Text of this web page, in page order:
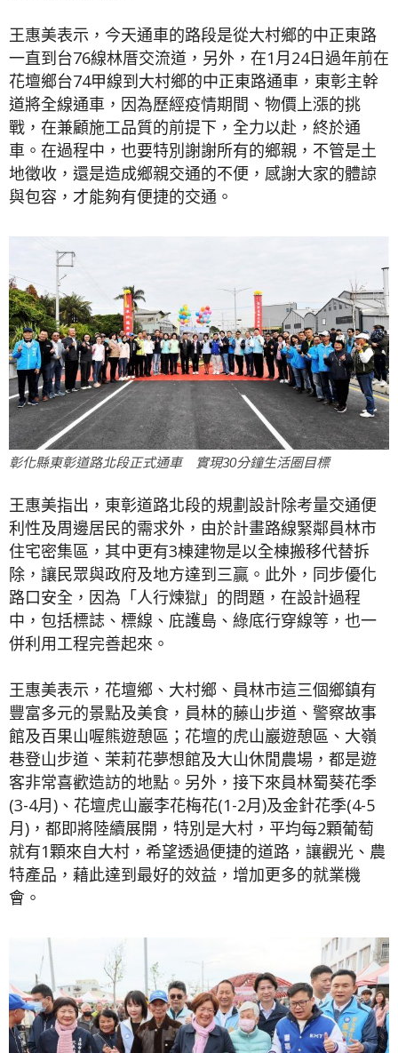
王惠美表示，今天通車的路段是從大村鄉的中正東路
一直到台76線林厝交流道，另外，在1月24日過年前在
花壇鄉台74甲線到大村鄉的中正東路通車，東彰主幹
道將全線通車，因為歷經疫情期間、物價上漲的挑
戰，在兼顧施工品質的前提下，全力以赴，終於通
車。在過程中，也要特別謝謝所有的鄉親，不管是土
地徵收，還是造成鄉親交通的不便，感謝大家的體諒
與包容，才能夠有便捷的交通。
彰化縣東彰道路北段正式通車 實現30分鐘生活圈目標
王惠美指出，東彰道路北段的規劃設計除考量交通便
利性及周邊居民的需求外，由於計畫路線緊鄰員林市
住宅密集區，其中更有3棟建物是以全棟搬移代替拆
除，讓民眾與政府及地方達到三贏。此外，同步優化
路口安全，因為「人行煉獄」的問題，在設計過程
中，包括標誌、標線、庇護島、綠底行穿線等，也一
併利用工程完善起來。
王惠美表示，花壇鄉、大村鄉、員林市這三個鄉鎮有
豐富多元的景點及美食，員林的藤山步道、警察故事
館及百果山喔熊遊憩區；花壇的虎山巖遊憩區、大嶺
巷登山步道、茉莉花夢想館及大山休閒農場，都是遊
客非常喜歡造訪的地點。另外，接下來員林蜀葵花季
(3-4月)、花壇虎山巖李花梅花(1-2月)及金針花季(4-5
月)，都即將陸續展開，特別是大村，平均每2顆葡萄
就有1顆來自大村，希望透過便捷的道路，讓觀光、農
特產品，藉此達到最好的效益，增加更多的就業機
會。